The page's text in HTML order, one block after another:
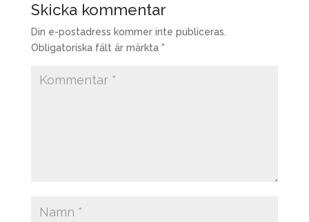
Skicka kommentar
Din e-postadress kommer inte publiceras.
Obligatoriska fält är märkta *